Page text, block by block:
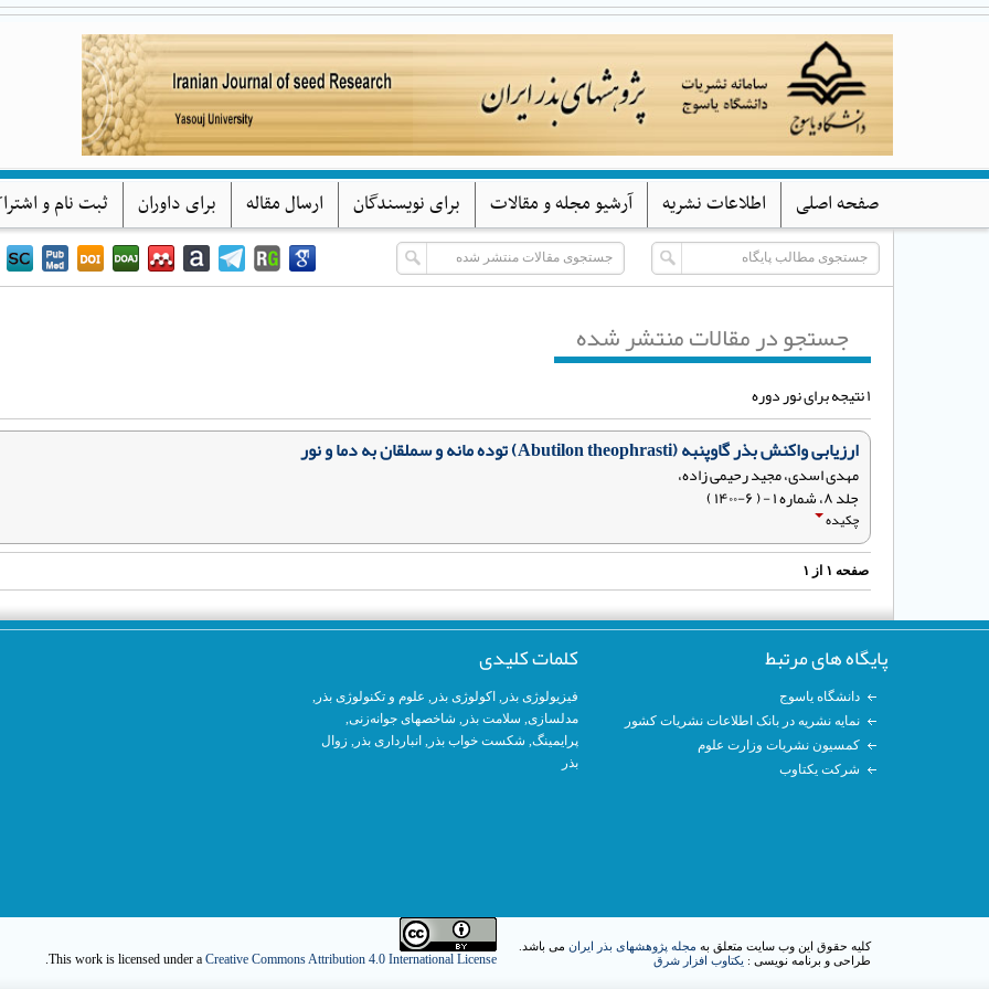
پژوهشهای بذر ایران
دانشگاه یاسوج
صفحه اصلی اطلاعات نشریه آرشیو مجله و مقالات برای نویسندگان ارسال مقاله برای داوران ثبت نام و
جستجو در مقالات منتشر شده
۱ نتیجه برای نور دوره
ارزیابی واکنش بذر گاوپنبه (Abutilon theophrasti) توده مانه و سملقان به دما و نور
مهدی اسدی، مجید رحیمی زاده،
جلد ۸، شماره ۱ - ( ۶-۱۴۰۰ )
چکیده
صفحه ۱ از ۱
پایگاه های مرتبط
دانشگاه یاسوج
نمایه نشریه در بانک اطلاعات نشریات کشور
کمسیون نشریات وزارت علوم
شرکت یکتاوب
کلمات کلیدی
فیزیولوژی بذر , اکولوژی بذر , علوم و تکنولوژی بذر ,
مدلسازی, سلامت بذر, شاخصهای جوانه‌زنی,
پرایمینگ, شکست خواب بذر, انبارداری بذر , زوال
بذر
کلیه حقوق این وب سایت متعلق به مجله پژوهشهای بذر ایران می باشد.
طراحی و برنامه نویسی : یکتاوب افزار شرق This work is licensed under a Creative Commons Attribution 4.0 International License
.